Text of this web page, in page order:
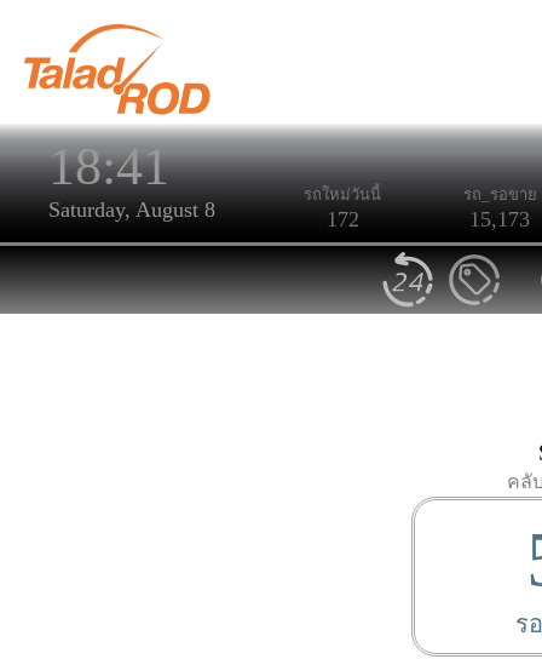
18:41
Saturday, August 8
รถใหม่วันนี้
172
รถ_รอขาย
15,173
คลั
ร